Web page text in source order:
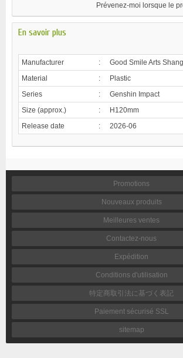
Prévenez-moi lorsque le
En savoir plus
Manufacturer :
Good Smile Arts
Material
:
Plastic
Series
:
Genshin Impact
Size (approx.)
:
H120mm
Release date
: 2026-06
Promotions
Nouveaux produits
Meilleures ventes
Contactez-nous
Expédition
Conditions d'utilisation
特定商取引法に基づく表記
Paiement sécurisé SSL
sitemap